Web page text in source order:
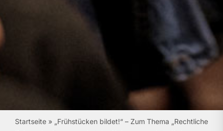
Startseite» „Frühstücken bildet!“ – Zum Thema „Rechtliche